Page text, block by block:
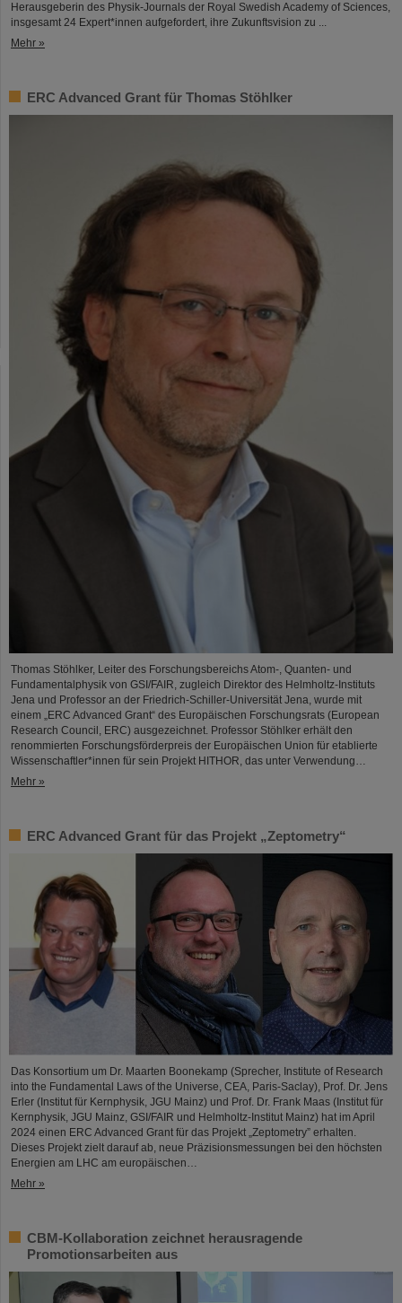
Herausgeberin des Physik-Journals der Royal Swedish Academy of Sciences,
insgesamt 24 Expert*innen aufgefordert, ihre Zukunftsvision zu ...
Mehr »
ERC Advanced Grant für Thomas Stöhlker
Thomas Stöhlker, Leiter des Forschungsbereichs Atom-, Quanten- und
Fundamentalphysik von GSI/FAIR, zugleich Direktor des Helmholtz-Instituts
Jena und Professor an der Friedrich-Schiller-Universität Jena, wurde mit
einem „ERC Advanced Grant“ des Europäischen Forschungsrats (European
Research Council, ERC) ausgezeichnet. Professor Stöhlker erhält den
renommierten Forschungsförderpreis der Europäischen Union für etablierte
Wissenschaftler*innen für sein Projekt HITHOR, das unter Verwendung…
Mehr »
ERC Advanced Grant für das Projekt „Zeptometry“
Das Konsortium um Dr. Maarten Boonekamp (Sprecher, Institute of Research
into the Fundamental Laws of the Universe, CEA, Paris-Saclay), Prof. Dr. Jens
Erler (Institut für Kernphysik, JGU Mainz) und Prof. Dr. Frank Maas (Institut für
Kernphysik, JGU Mainz, GSI/FAIR und Helmholtz-Institut Mainz) hat im April
2024 einen ERC Advanced Grant für das Projekt „Zeptometry” erhalten.
Dieses Projekt zielt darauf ab, neue Präzisionsmessungen bei den höchsten
Energien am LHC am europäischen…
Mehr »
CBM-Kollaboration zeichnet herausragende
Promotionsarbeiten aus